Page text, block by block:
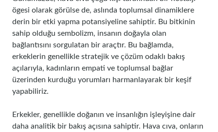
ögesi olarak görülse de, aslında toplumsal dinamiklere
derin bir etki yapma potansiyeline sahiptir. Bu bitkinin
sahip olduğu sembolizm, insanın doğayla olan
bağlantısını sorgulatan bir araçtır. Bu bağlamda,
erkeklerin genellikle stratejik ve çözüm odaklı bakış
açılarıyla, kadınların empati ve toplumsal bağlar
üzerinden kurduğu yorumları harmanlayarak bir keşif
yapabiliriz.
Erkekler, genellikle doğanın ve insanlığın işleyişine dair
daha analitik bir bakış açısına sahiptir. Hava cıva, onların